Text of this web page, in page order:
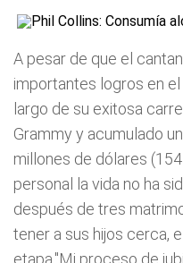
A pesar de que el
importantes logros en
largo de su exitosa
Grammy y acumulado
millones de dólares
personal la vida no ha
después de tres
tener a sus hijos cerca,
etapa."Mi proceso de